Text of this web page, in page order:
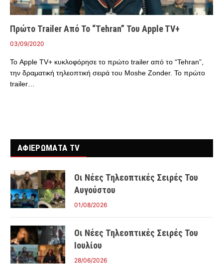
Πρώτο Trailer Από Το “Tehran” Του Apple TV+
03/09/2020
Το Apple TV+ κυκλοφόρησε το πρώτο trailer από το “Tehran”,
την δραματική τηλεοπτική σειρά του Moshe Zonder. Το πρώτο
trailer…
ΑΦΙΕΡΩΜΑΤΑ TV
Οι Νέες Τηλεοπτικές Σειρές Του
Αυγούστου
01/08/2026
Οι Νέες Τηλεοπτικές Σειρές Του
Ιουλίου
28/06/2026